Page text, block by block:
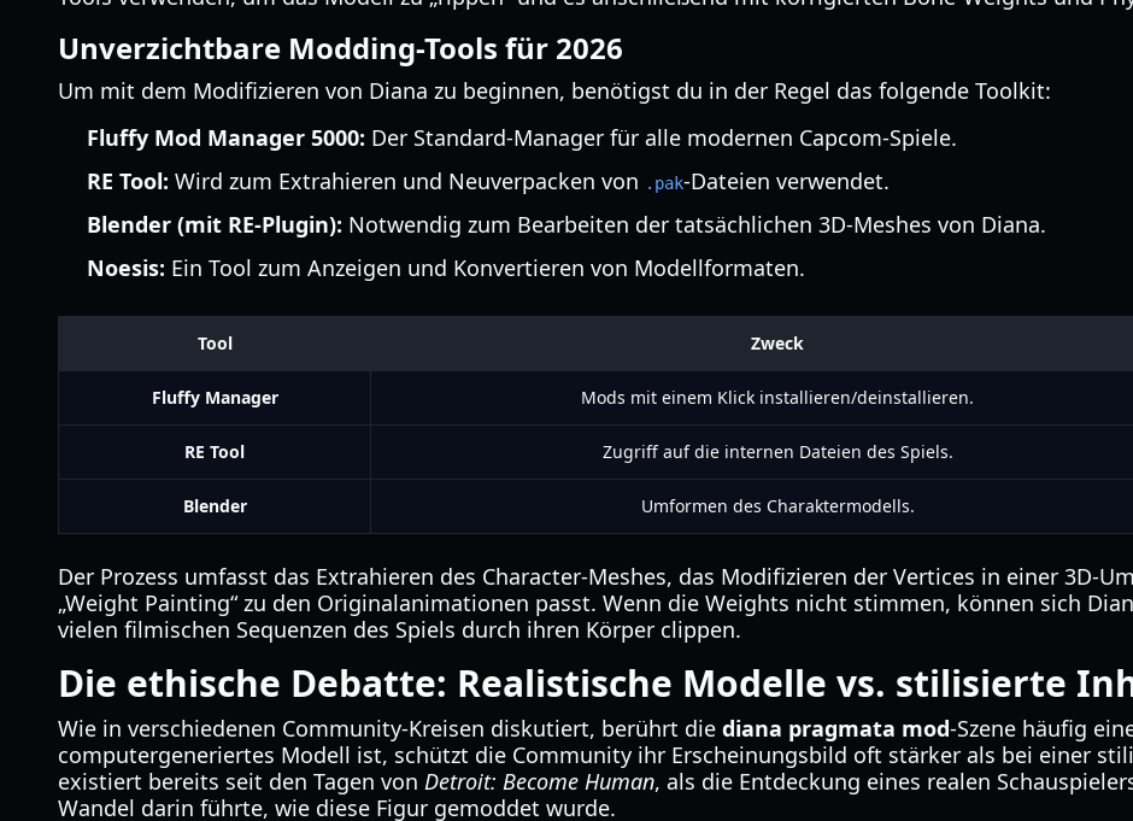
Unverzichtbare Modding-Tools für 2026
Um mit dem Modifizieren von Diana zu beginnen, benötigst du in der Regel das folgende Toolkit:
Fluffy Mod Manager 5000: Der Standard-Manager für alle modernen Capcom-Spiele.
RE Tool: Wird zum Extrahieren und Neuverpacken von .pak-Dateien verwendet.
Blender (mit RE-Plugin): Notwendig zum Bearbeiten der tatsächlichen 3D-Meshes von Diana.
Noesis: Ein Tool zum Anzeigen und Konvertieren von Modellformaten.
Tool Zweck
Fluffy Manager Mods mit einem Klick installieren/deinstallieren.
RE Tool Zugriff auf die internen Dateien des Spiels.
Blender Umformen des Charaktermodells.
Der Prozess umfasst das Extrahieren des Character-Meshes, das Modifizieren der Vertices in einer 3D-
„Weight Painting“ zu den Originalanimationen passt. Wenn die Weights nicht stimmen, können sich
vielen filmischen Sequenzen des Spiels durch ihren Körper clippen.
Die ethische Debatte: Realistische Modelle vs. stilisierte
Wie in verschiedenen Community-Kreisen diskutiert, berührt die diana pragmata mod-Szene häufig
computergeneriertes Modell ist, schützt die Community ihr Erscheinungsbild oft stärker als bei einer
existiert bereits seit den Tagen von Detroit: Become Human, als die Entdeckung eines realen
Wandel darin führte, wie diese Figur gemoddet wurde.